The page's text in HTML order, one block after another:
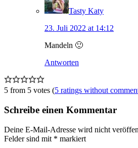
Tasty Katy
23. Juli 2022 at 14:12
Mandeln 🙂
Antworten
5 from 5 votes (5 ratings without
Schreibe einen Kommentar
Deine E-Mail-Adresse wird nicht
Felder sind mit * markiert